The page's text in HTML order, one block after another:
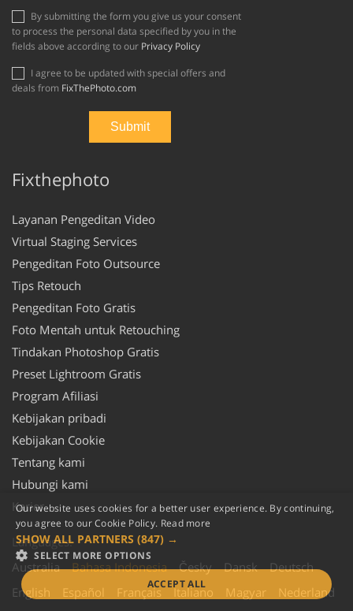
to process the personal data specified by you in the
fields above according to our Privacy Policy
deals from FixThePhoto.com
Fixthephoto
Layanan Pengeditan Video
Virtual Staging Services
Pengeditan Foto Outsource
Tips Retouch
Pengeditan Foto Gratis
Foto Mentah untuk Retouching
Tindakan Photoshop Gratis
Preset Lightroom Gratis
Program Afiliasi
Kebijakan pribadi
Kebijakan Cookie
Tentang kami
Hubungi kami
Karier
Languages:
Australia
Bahasa Indonesia Česky Dansk
Deutsch
English
Español Français Italiano Magyar
Nederland
Our website uses cookies for a better user experience. By continuing,
you agree to our Cookie Policy. Read more
SHOW ALL PARTNERS (847) →
SELECT MORE OPTIONS
ACCEPT ALL